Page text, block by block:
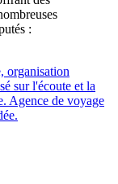
:
organisation
sur l'écoute et la
Agence de voyage